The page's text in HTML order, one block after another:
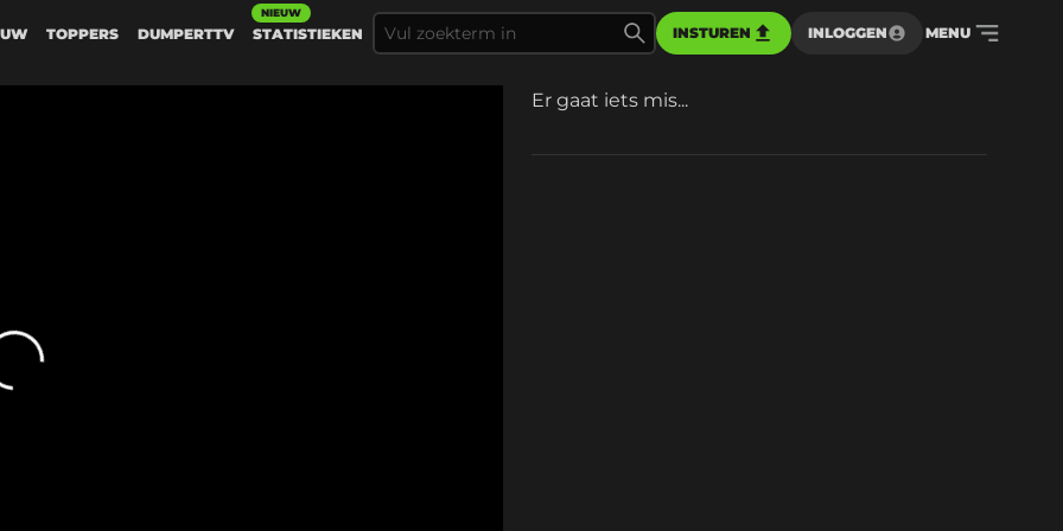
TOPPERS DUMPERTTV STATISTIEKEN
NIEUW
INSTUREN INLOGGEN MENU
Er gaat iets mis...